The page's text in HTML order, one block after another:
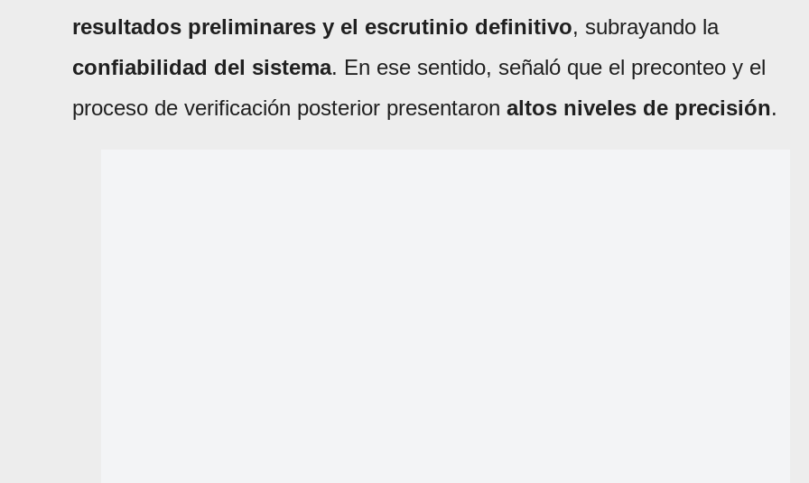
resultados preliminares y el escrutinio definitivo, subrayando la
confiabilidad del sistema. En ese sentido, señaló que el preconteo y el
proceso de verificación posterior presentaron altos niveles de precisión.